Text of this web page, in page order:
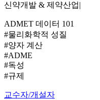
신약개발 & 제약산업|
ADMET 데이터 101
#물리화학적 성질
#양자 계산
#ADME
#독성
#규제
교수자/개설자